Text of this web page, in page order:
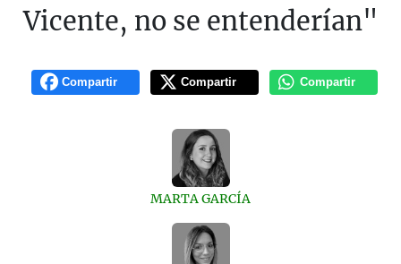
Vicente, no se entenderían"
Compartir Compartir Compartir
MARTA GARCÍA